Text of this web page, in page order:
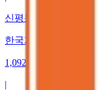
신평동
한국가스 장림충전소
1,092
|